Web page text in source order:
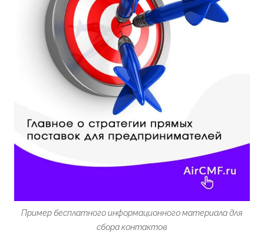
Пример бесплатного информационного материала для
сбора контактов